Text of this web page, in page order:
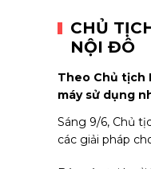
CHỦ
NỘI ĐÔ
Theo Chủ tịch
máy sử dụng
Sáng 9/6, Chủ
các giải pháp